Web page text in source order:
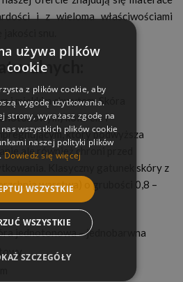
i z wieloma właściwościami
snu.
i miękkim chwytem. Skóra
kolorem i
który podwyższa
ale również chroni przed
Klasyczny gatunek skóry z
warstwa) o grubości 0,8 –
jednotonowa – jednobarwna
używa plików
cookie
z plików cookie, aby
wygodę użytkowania.
strony, wyrażasz zgodę na
wszystkich plików cookie
naszej polityki plików
Dowiedz się więcej
WSZYSTKIE
WSZYSTKIE
SZCZEGÓŁY